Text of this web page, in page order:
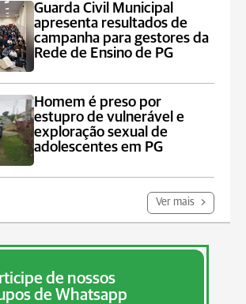
Guarda Civil Municipal
apresenta resultados de
campanha para gestores da
Rede de Ensino de PG
Homem é preso por
estupro de vulnerável e
exploração sexual de
adolescentes em PG
Ver mais
de nossos
de Whatsapp